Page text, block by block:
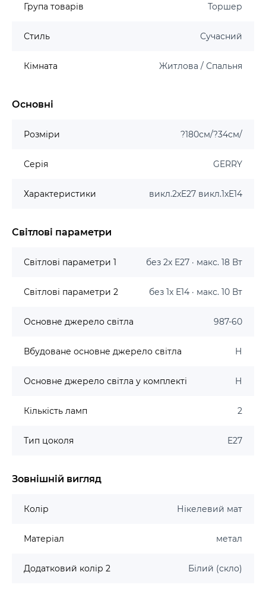
Група товарів Торшер
Стиль Сучасний
Кімната Житлова / Спальня
Основні
Розміри ?180см/?34см/
Серія GERRY
Характеристики викл.2xE27 викл.1xE14
Світлові параметри
Світлові параметри 1 без 2x E27 · макс. 18 Вт
Світлові параметри 2 без 1x E14 · макс. 10 Вт
Основне джерело світла 987-60
Вбудоване основне джерело світла Н
Основне джерело світла у комплекті Н
Кількість ламп 2
Тип цоколя E27
Зовнішній вигляд
Колір Нікелевий мат
Матеріал метал
Додатковий колір 2 Білий (скло)